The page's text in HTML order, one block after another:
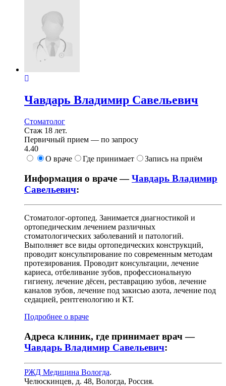
Чавдарь Владимир Савельевич
Стоматолог
Стаж 18 лет.
Первичный прием — по запросу
4.40
О враче
Где принимает Запись на приём
Информация о враче —Чавдарь Владимир
Савельевич:
Стоматолог-ортопед. Занимается диагностикой и
ортопедическим лечением различных
стоматологических заболеваний и патологий.
Выполняет все виды ортопедических конструкций,
проводит консультирование по современным методам
протезирования. Проводит консультации, лечение
кариеса, отбеливание зубов, профессиональную
гигиену, лечение дёсен, реставрацию зубов, лечение
каналов зубов, лечение под закисью азота, лечение под
седацией, рентгенологию и КТ.
Подробнее о враче
Адреса клиник, где принимает врач —
Чавдарь Владимир Савельевич:
РЖД Медицина Вологда.
Челюскинцев, д. 48, Вологда, Россия.